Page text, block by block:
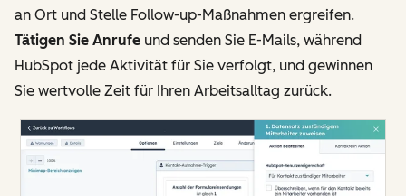
an Ort und Stelle Follow-up-Maßnahmen ergreifen.
Tätigen Sie Anrufe und senden Sie E-Mails, während
HubSpot jede Aktivität für Sie verfolgt, und gewinnen
Sie wertvolle Zeit für Ihren Arbeitsalltag zurück.